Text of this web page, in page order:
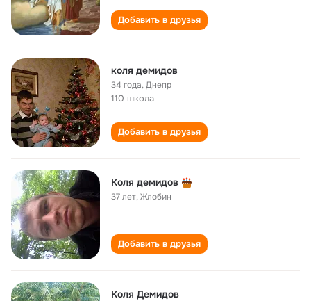
Добавить в друзья
коля демидов
34 года,Днепр
110 школа
Добавить в друзья
Коля демидов
37 лет,Жлобин
Добавить в друзья
Коля Демидов